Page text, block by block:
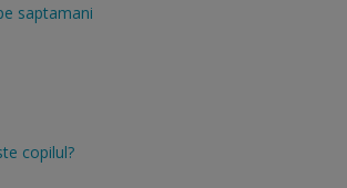
saptamani
copilul?